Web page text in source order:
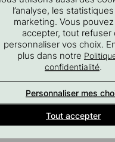
SHEP6B
l’analyse, les
marketing. Vous
accepter, tout refuser
personnaliser vos choix.
plus dans notre
confidentialité.
Personnaliser mes
Tout accepter
CHANGE